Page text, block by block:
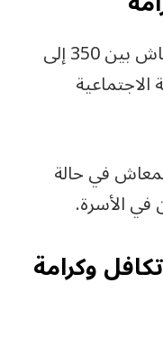
مبلغ المعاش: يتراوح مبلغ المعاش بين 350 إلى
الاجتماعية
في حالة
الأسرة.
وكرامة